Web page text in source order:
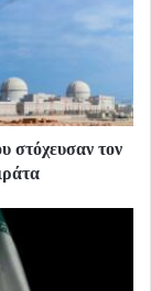
στόχευσαν τον